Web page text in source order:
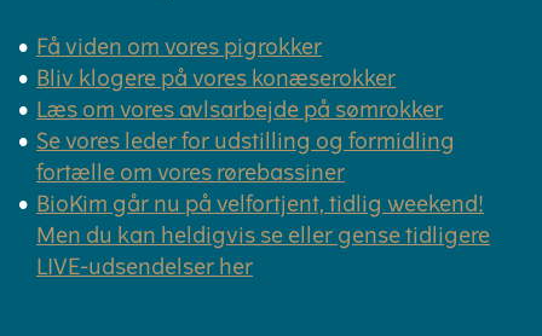
Få viden om vores pigrokker
Bliv klogere på vores konæserokker
Læs om vores avlsarbejde på sømrokker
Se vores leder for udstilling og formidling
fortælle om vores rørebassiner
BioKim går nu på velfortjent, tidlig weekend!
Men du kan heldigvis se eller gense tidligere
LIVE-udsendelser her